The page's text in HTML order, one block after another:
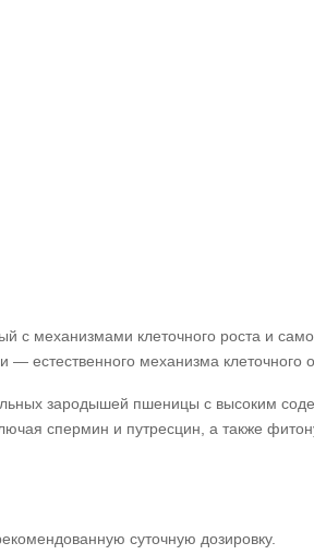
с механизмами клеточного роста и
естественного механизма клеточного
зародышей пшеницы с высоким
спермин и путресцин, а также
суточную дозировку.